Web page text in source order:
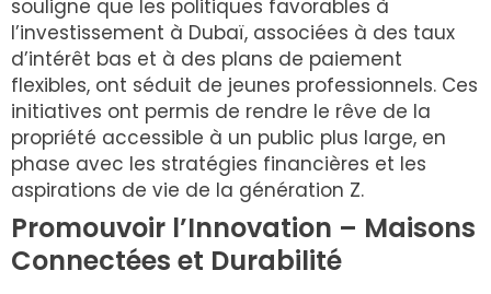
souligne que les politiques favorables à
l’investissement à Dubaï, associées à des taux
d’intérêt bas et à des plans de paiement
flexibles, ont séduit de jeunes professionnels. Ces
initiatives ont permis de rendre le rêve de la
propriété accessible à un public plus large, en
phase avec les stratégies financières et les
aspirations de vie de la génération Z.
Promouvoir l’Innovation – Maisons
Connectées et Durabilité